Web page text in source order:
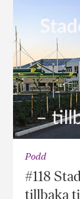
Podd
#118
tillbaka